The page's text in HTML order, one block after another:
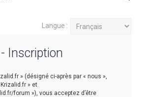
Langue :
Inscription
» (désigné ci-après par « nous »,
» et
forum »), vous acceptez d’être